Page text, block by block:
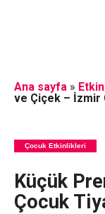
Ana sayfa»
ve Çiçek – İzmir
Çocuk Etkinlikleri
Küçük
Çocuk